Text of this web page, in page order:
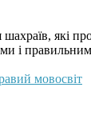
шахраїв, які
і